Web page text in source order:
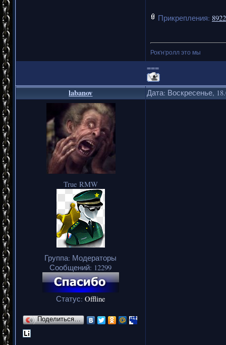
Прикрепления:
Рок'н'ролл это мы
===
labanov Дата: Воскресенье,
True RMW
Группа: Модераторы
Сообщений: 12299
Статус: Offline
Поделиться…